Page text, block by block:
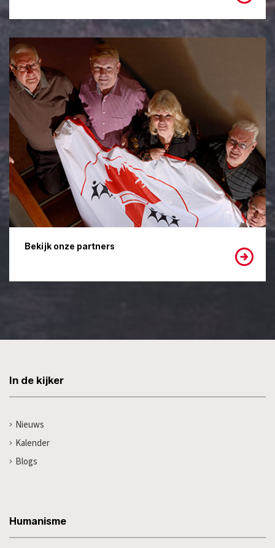
Bekijk onze partners
In de kijker
Nieuws
Kalender
Blogs
Humanisme